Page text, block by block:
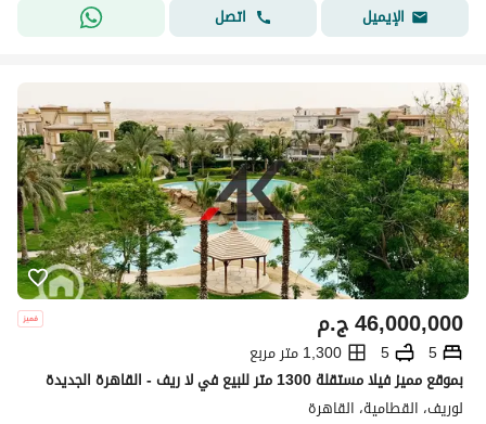
الإيميل
اتصل
ج.م46,000,000
5
5
1,300 متر مربع
بموقع مميز فيلا مستقلة 1300 متر للبيع في لا ريف - القاهرة الجديدة
لوريف، القطامية، القاهرة